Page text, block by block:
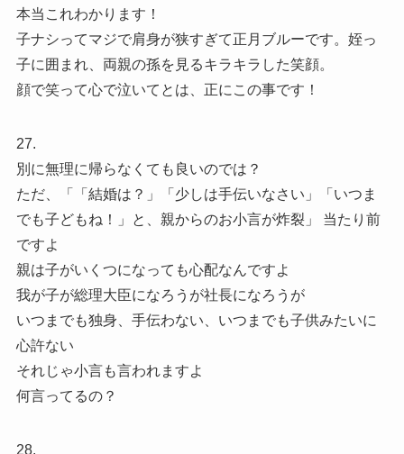
本当これわかります！
子ナシってマジで肩身が狭すぎて正月ブルーです。姪っ
子に囲まれ、両親の孫を見るキラキラした笑顔。
顔で笑って心で泣いてとは、正にこの事です！
27.
別に無理に帰らなくても良いのでは？
ただ、「「結婚は？」「少しは手伝いなさい」「いつま
でも子どもね！」と、親からのお小言が炸裂」 当たり前
ですよ
親は子がいくつになっても心配なんですよ
我が子が総理大臣になろうが社長になろうが
いつまでも独身、手伝わない、いつまでも子供みたいに
心許ない
それじゃ小言も言われますよ
何言ってるの？
28.